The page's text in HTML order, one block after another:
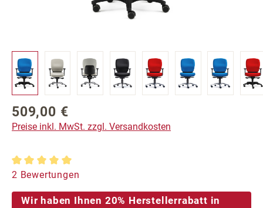
Regulärer Preis:
509,00 €
Preise inkl. MwSt. zzgl. Versandkosten
Durchschnittliche Bewertung von 5 von 5 Sternen
2 Bewertungen
Wir haben Ihnen 20% Herstellerrabatt in